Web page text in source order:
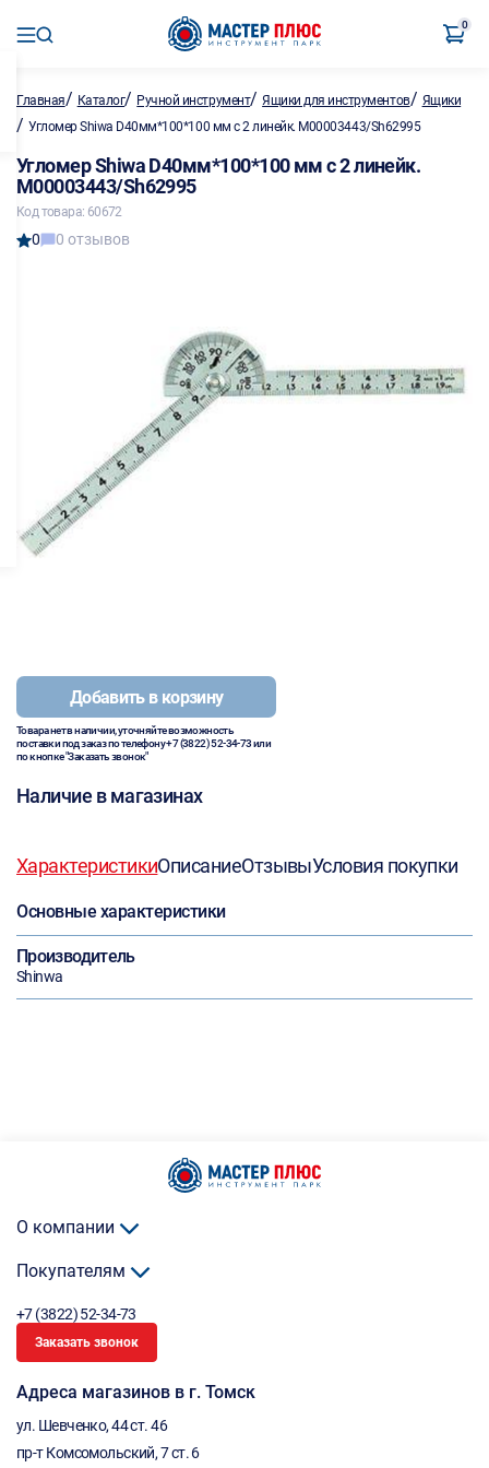
0
Главная/ Каталог/ Ручной инструмент/Ящики для инструментов/ Ящики
/ Угломер Shiwa D40мм*100*100 мм с 2 линейк. M00003443/Sh62995
Угломер Shiwa D40мм*100*100 мм с 2 линейк.
M00003443/Sh62995
Код товара: 60672
0 0 отзывов
Добавить в корзину
Товара нет в наличии, уточняйте возможность
поставки под заказ по телефону+7 (3822) 52-34-73или
по кнопке "Заказать звонок"
Наличие в магазинах
ХарактеристикиОписаниеОтзывыУсловия покупки
Основные характеристики
Производитель
Shinwa
О компании
Покупателям
+7 (3822) 52-34-73
Заказать звонок
Адреса магазинов в г. Томск
ул. Шевченко, 44 ст. 46
пр-т Комсомольский, 7 ст. 6